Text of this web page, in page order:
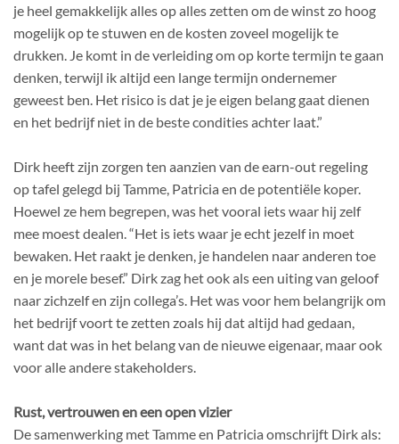
je heel gemakkelijk alles op alles zetten om de winst zo hoog
mogelijk op te stuwen en de kosten zoveel mogelijk te
drukken. Je komt in de verleiding om op korte termijn te gaan
denken, terwijl ik altijd een lange termijn ondernemer
geweest ben. Het risico is dat je je eigen belang gaat dienen
en het bedrijf niet in de beste condities achter laat.”
Dirk heeft zijn zorgen ten aanzien van de earn-out regeling
op tafel gelegd bij Tamme, Patricia en de potentiële koper.
Hoewel ze hem begrepen, was het vooral iets waar hij zelf
mee moest dealen. “Het is iets waar je echt jezelf in moet
bewaken. Het raakt je denken, je handelen naar anderen toe
en je morele besef.” Dirk zag het ook als een uiting van geloof
naar zichzelf en zijn collega’s. Het was voor hem belangrijk om
het bedrijf voort te zetten zoals hij dat altijd had gedaan,
want dat was in het belang van de nieuwe eigenaar, maar ook
voor alle andere stakeholders.
Rust, vertrouwen en een open vizier
De samenwerking met Tamme en Patricia omschrijft Dirk als: